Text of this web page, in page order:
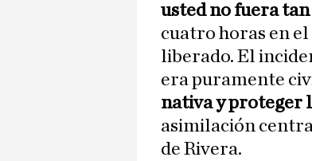
usted no fuera
cuatro horas en el
liberado. El
era puramente
nativa y proteger
asimilación
de Rivera.